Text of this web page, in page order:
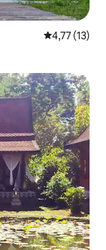
Gemiddelde
4,77 (13)